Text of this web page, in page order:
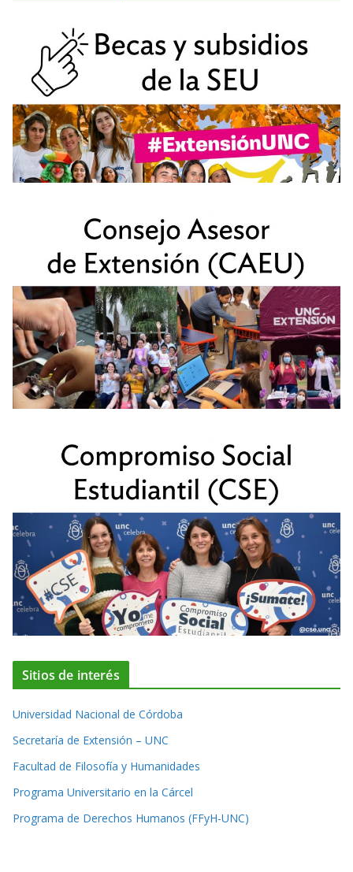
Sitios de interés
Universidad Nacional de Córdoba
Secretaría de Extensión – UNC
Facultad de Filosofía y Humanidades
Programa Universitario en la Cárcel
Programa de Derechos Humanos (FFyH-UNC)